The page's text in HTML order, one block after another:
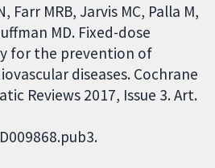
Farr MRB, Jarvis MC, Palla M,
MD. Fixed-dose
for the prevention of
diseases. Cochrane
Reviews 2017, Issue 3. Art.